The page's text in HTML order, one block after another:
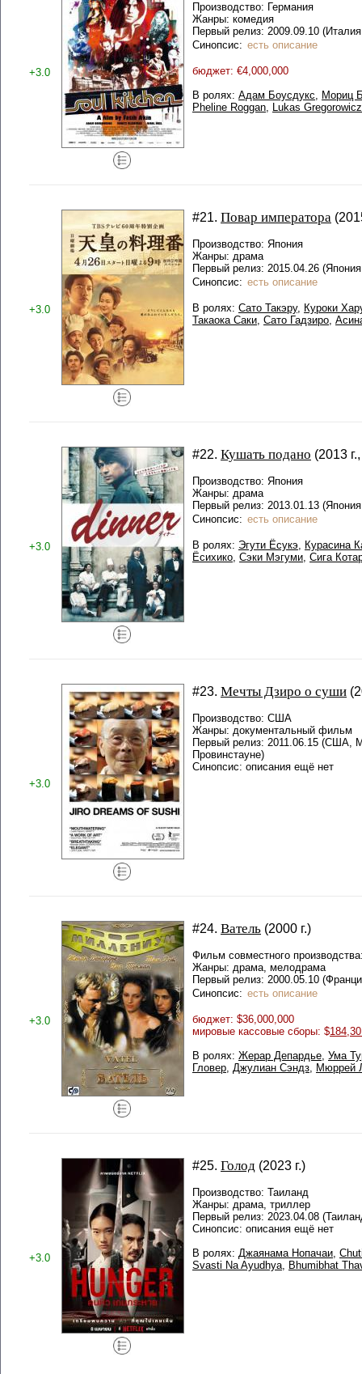
+3.0
Производство: Германия
Жанры: комедия
Первый релиз: 2009.09.10
Синопсис: есть описание
бюджет: €4,000,000
В ролях: Адам Боусдукс, Мориц
Pheline Roggan, Lukas Gregorowicz
+3.0
#21. Повар императора
Производство: Япония
Жанры: драма
Первый релиз: 2015.04.26
Синопсис: есть описание
В ролях: Сато Такэру, Куроки
Такаока Саки, Сато Гадзиро,
+3.0
#22. Кушать подано (2013
Производство: Япония
Жанры: драма
Первый релиз: 2013.01.13
Синопсис: есть описание
В ролях: Эгути Ёсукэ, Курасина
Ёсихико, Сэки Мэгуми, Сига
+3.0
#23. Мечты Дзиро о суши
Производство: США
Жанры: документальный фильм
Первый релиз: 2011.06.15 (США,
Провинстауне)
Синопсис: описания ещё нет
+3.0
#24. Ватель (2000 г.)
Фильм совместного
Жанры: драма, мелодрама
Первый релиз: 2000.05.10
Синопсис: есть описание
бюджет: $36,000,000
мировые кассовые сборы: $
В ролях: Жерар Депардье, Ума
Гловер, Джулиан Сэндз, Мюррей
+3.0
#25. Голод (2023 г.)
Производство: Таиланд
Жанры: драма, триллер
Первый релиз: 2023.04.08
Синопсис: описания ещё нет
В ролях: Джаянама Нопачаи,
Svasti Na Ayudhya, Bhumibhat